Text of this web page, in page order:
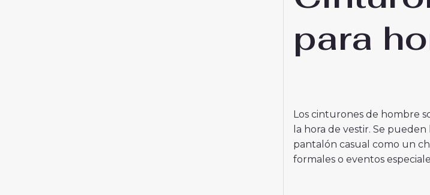
para
Los cinturones de hombre
la hora de vestir. Se
pantalón casual como un
formales o eventos